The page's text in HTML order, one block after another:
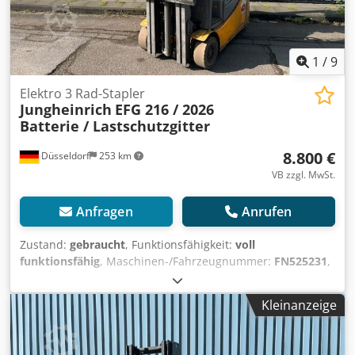
1 /9
Düsseldorf 253 km
Elektro 3 Rad-Stapler
Jungheinrich EFG 216 / 2026
Batterie / Lastschutzgitter
8.800 €
VB zzgl. MwSt.
Anfragen Anrufen
Zustand: gebraucht, Funktionsfähigkeit: voll
funktionsfähig, Maschinen-/Fahrzeugnummer: FN525231,
, Betriebsstunden:
kg, Hubhöhe:6.500 mm, Freihub:2.440 mm, Kraftstofftyp:
elektrisch , Masttyp: Triplex , Bauhöhe: 2.750 mm,
Antriebsart: Elektro, Elektro 3 Rad-Stapler Chedpfxszif Ngj
Afwsa Fahrgestellnummer: FN525231 Masttyp: Triplex
Kleinanzeige